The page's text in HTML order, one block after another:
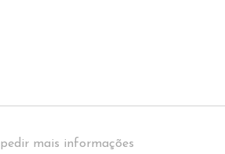
pedir mais informações